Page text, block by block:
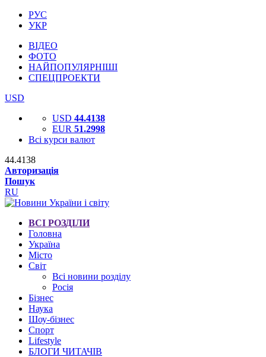
РУС
УКР
ВІДЕО
ФОТО
НАЙПОПУЛЯРНІШІ
СПЕЦПРОЕКТИ
USD
USD 44.4138
EUR 51.2998
Всі курси валют
44.4138
Авторизація
Пошук
RU
ВСІ РОЗДІЛИ
Головна
Україна
Місто
Світ
Всі новини розділу
Росія
Бізнес
Наука
Шоу-бізнес
Спорт
Lifestyle
БЛОГИ ЧИТАЧІВ